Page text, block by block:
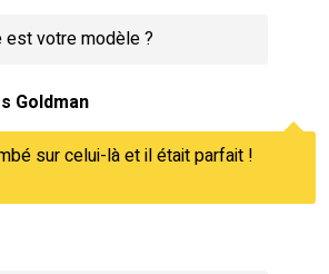
est votre modèle ?
Goldman
sur celui-là et il était parfait !